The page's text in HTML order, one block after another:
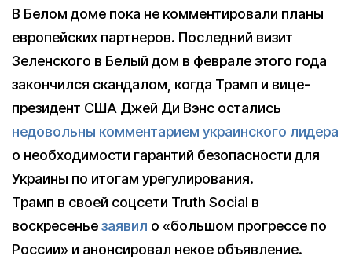
В Белом доме пока не комментировали планы
европейских партнеров. Последний визит
Зеленского в Белый дом в феврале этого года
закончился скандалом, когда Трамп и вице-
президент США Джей Ди Вэнс остались
недовольны комментарием украинского лидера
о необходимости гарантий безопасности для
Украины по итогам урегулирования.
Трамп в своей соцсети Truth Social в
воскресеньезаявил о «большом прогрессе по
России» и анонсировал некое объявление.